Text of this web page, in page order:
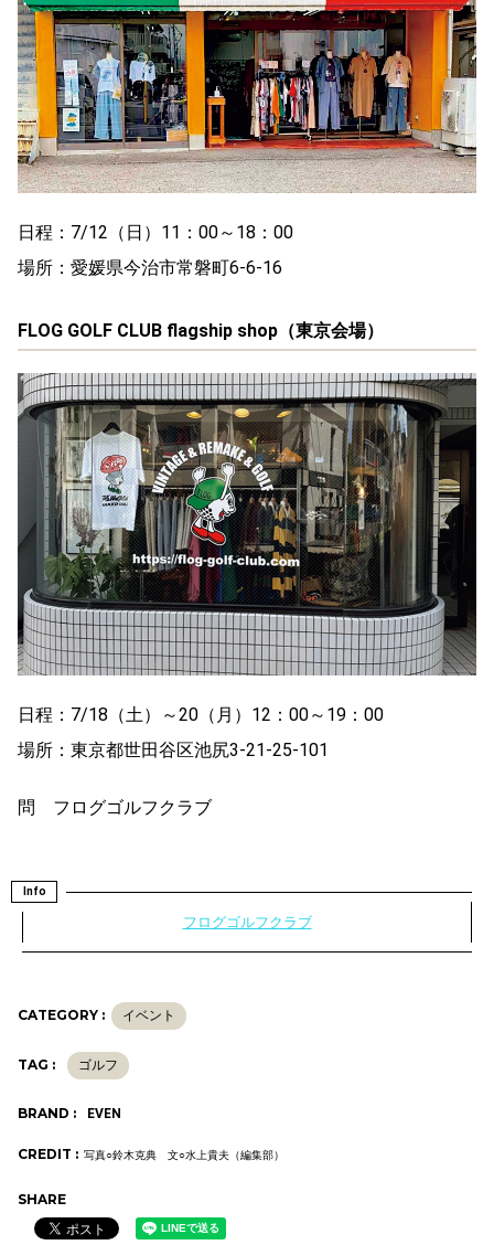
日程：7/12（日）11：00～18：00
場所：愛媛県今治市常磐町6-6-16
FLOG GOLF CLUB flagship shop（東京会場）
日程：7/18（土）～20（月）12：00～19：00
場所：東京都世田谷区池尻3-21-25-101
問 フログゴルフクラブ
Info
フログゴルフクラブ
CATEGORY : イベント
TAG : ゴルフ
BRAND : EVEN
CREDIT : 写真○鈴木克典 文○水上貴夫（編集部）
SHARE